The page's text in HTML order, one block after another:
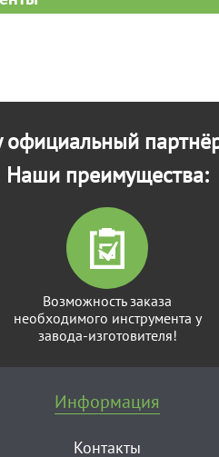
официальный
Наши преимущества:
Возможность заказа
необходимого инструмента у
завода-изготовителя!
Информация
Контакты